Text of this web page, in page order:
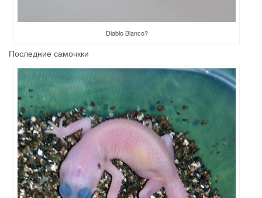
Diablo Blanco?
Последние самочкки